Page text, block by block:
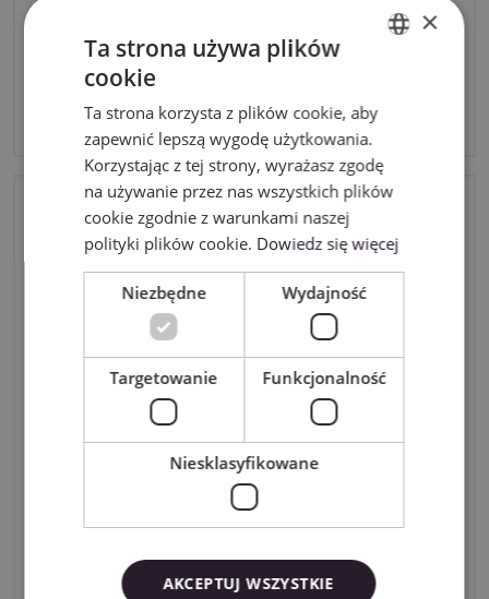
Auto uchwyt noża do cienkich tkanin Brother SDX
150,00zł
Ostrze standardowe Brother SDX
POLISH
×
Ta strona używa plików
cookie
Ta strona korzysta z plików cookie, aby
zapewnić lepszą wygodę użytkowania.
Korzystając z tej strony, wyrażasz zgodę
na używanie przez nas wszystkich plików
cookie zgodnie z warunkami naszej
polityki plików cookie. Dowiedz się więcej
Niezbędne Wydajność
Targetowanie Funkcjonalność
Niesklasyfikowane
AKCEPTUJ WSZYSTKIE